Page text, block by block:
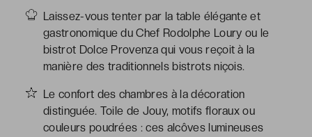
Laissez-vous tenter par la table élégante et
gastronomique du Chef Rodolphe Loury ou le
bistrot Dolce Provenza qui vous reçoit à la
manière des traditionnels bistrots niçois.
Le confort des chambres à la décoration
distinguée. Toile de Jouy, motifs floraux ou
couleurs poudrées : ces alcôves lumineuses